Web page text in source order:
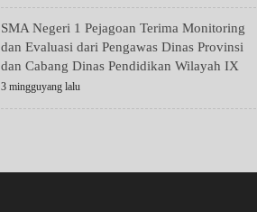
SMA Negeri 1 Pejagoan Terima Monitoring
dan Evaluasi dari Pengawas Dinas Provinsi
dan Cabang Dinas Pendidikan Wilayah IX
3 mingguyang lalu